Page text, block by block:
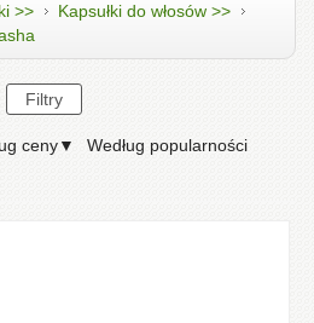
>>
Kapsułki do włosów >>
ceny▼ Według popularności